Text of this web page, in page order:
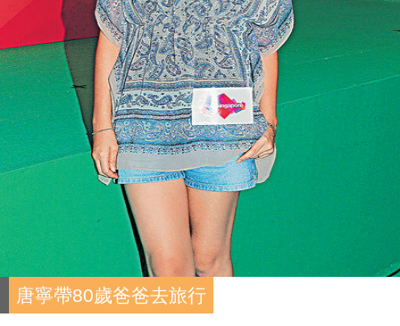
唐寧帶80歲爸爸去旅行